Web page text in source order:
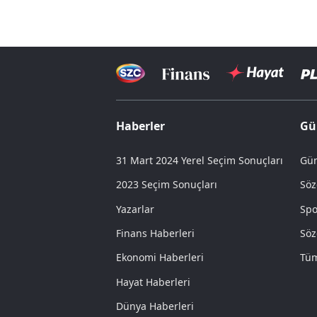
Haberler
31 Mart 2024 Yerel Seçim Sonuçları
2023 Seçim Sonuçları
Yazarlar
Finans Haberleri
Ekonomi Haberleri
Hayat Haberleri
Dünya Haberleri